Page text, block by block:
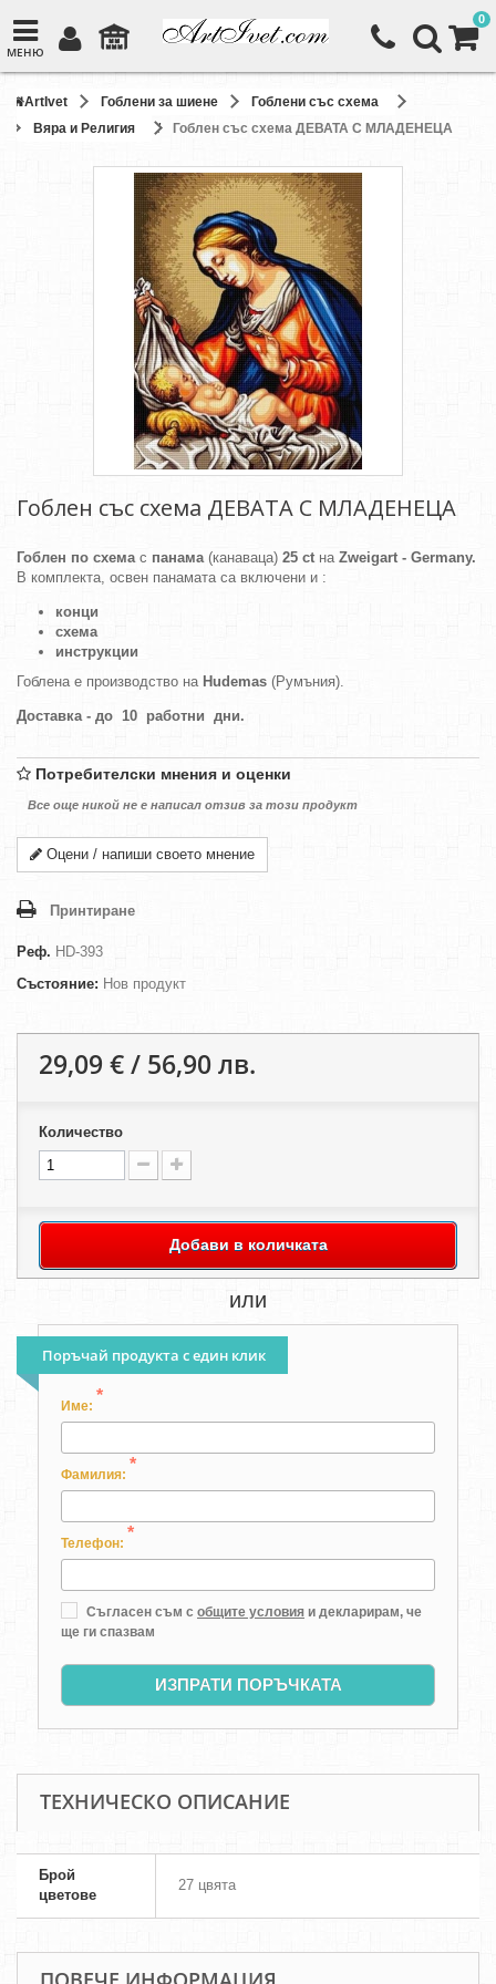
МЕНЮ
0
ArtIvet Гоблени за шиене
Гоблени със схема
Вяра и Религия
Гоблен със схема ДЕВАТА С МЛАДЕНЕЦА
Гоблен със схема ДЕВАТА С МЛАДЕНЕЦА
Гоблен по схемас панама(канаваца) 25 ctна Zweigart - Germany.
В комплекта, освен панамата са включени и :
конци
схема
инструкции
Гоблена е производство на Hudemas (Румъния).
Доставка - до 10 работни дни.
Потребителски мнения и оценки
Все още никой не е написал отзив за този продукт
Оцени / напиши своето мнение
Принтиране
Реф. HD-393
Състояние: Нов продукт
29,09 € / 56,90 лв.
Количество
Добави в количката
или
Поръчай продукта с един клик
Име:
*
Фамилия:
*
Телефон:
*
Съгласен съм с общите условия и декларирам, че
ще ги спазвам
ИЗПРАТИ ПОРЪЧКАТА
ТЕХНИЧЕСКО ОПИСАНИЕ
Брой
цветове
27 цвята